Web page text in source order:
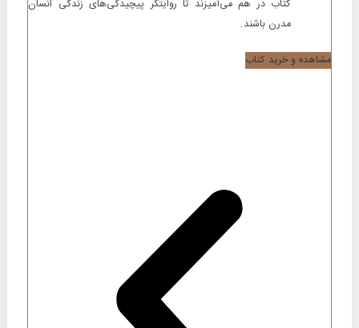
کتاب در هم می‌آمیزند تا روایتگر پیچیدگی‌های زندگی انسان
مدرن باشند.
مشاهده و خرید کتاب